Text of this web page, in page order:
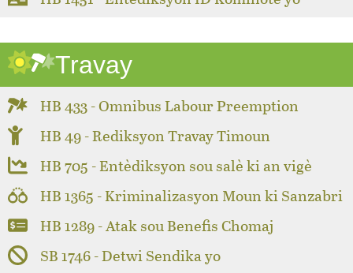
Travay
HB 433 - Omnibus Labour Preemption
HB 49 - Rediksyon Travay Timoun
HB 705 - Entèdiksyon sou salè ki an vigè
HB 1365 - Kriminalizasyon Moun ki Sanzabri
HB 1289 - Atak sou Benefis Chomaj
SB 1746 - Detwi Sendika yo